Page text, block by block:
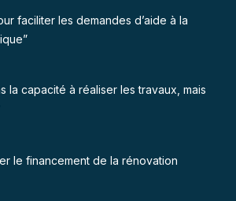
faciliter les demandes d’aide à la
la capacité à réaliser les travaux, mais
le financement de la rénovation